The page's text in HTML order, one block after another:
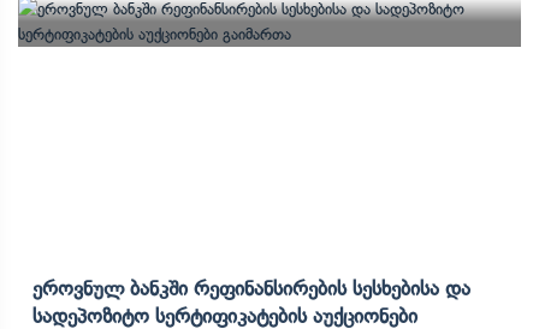
Ეროვნულ Ბანკში Რეფინანსირების Სესხებისა Და
Სადეპოზიტო Სერტიფიკატების Აუქციონები